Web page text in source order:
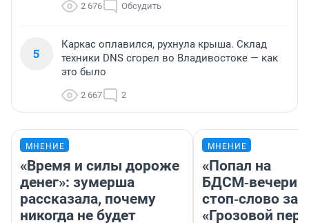
2 676 Обсудить
5
Каркас оплавился, рухнула крыша. Склад
техники DNS сгорел во Владивостоке — как
это было
2 667 2
МНЕНИЕ
«Время и силы дороже
денег»: зумерша
рассказала, почему
никогда не будет
МНЕНИЕ
«Попал на
стоп‑слово
«Грозовой